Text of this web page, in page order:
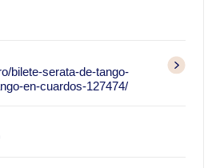
bilete-serata-de-tango-
en-cuardos-127474/